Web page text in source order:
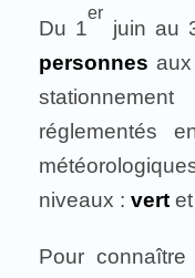
Du 1
er
juin au
personnes
réglementés
niveaux : vert et
Pour